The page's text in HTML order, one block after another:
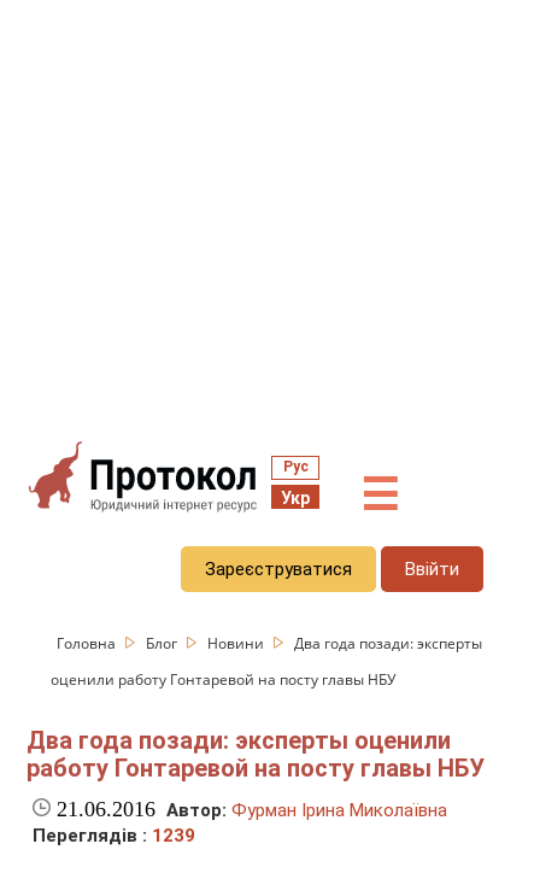
Рус
Укр ☰
Зареєструватися Ввійти
Головна Блог Новини
Два года позади: эксперты
оценили работу Гонтаревой на посту главы НБУ
Два года позади: эксперты оценили
работу Гонтаревой на посту главы НБУ
21.06.2016 Автор: Фурман Ірина Миколаївна
Переглядів : 1239